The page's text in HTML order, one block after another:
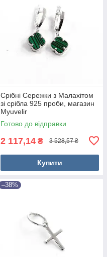
Срібні Сережки з Малахітом
зі срібла 925 проби, магазин
Myuvelir
Готово до відправки
2 117,14 ₴ 3 528,57 ₴
Купити
–38%